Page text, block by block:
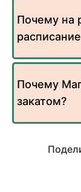
Почему на
Почему
закатом?